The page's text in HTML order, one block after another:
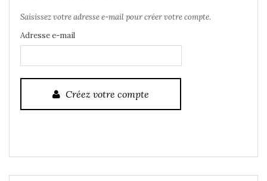
Saisissez votre adresse e-mail pour créer votre compte.
Adresse e-mail
Créez votre compte